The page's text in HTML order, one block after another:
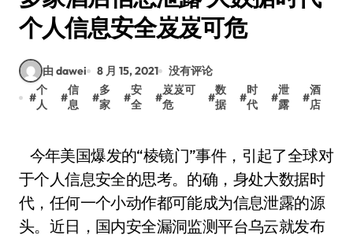
个人信息安全岌岌可危
由 dawei 8 月 15, 2021
没有评论
#
个
人
#
信
息
#
多
家
#
安
全
#
岌岌可
危
#
数
据
#
时
代
#
泄
露
#
酒
店
今年美国爆发的“棱镜门”事件，引起了全球对
于个人信息安全的思考。的确，身处大数据时
代，任何一个小动作都可能成为信息泄露的源
头。近日，国内安全漏洞监测平台乌云就发布